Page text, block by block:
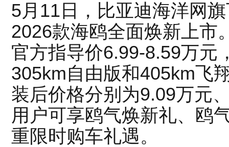
5月11日，比亚迪海洋网
2026款海鸥全面焕新上市
官方指导价6.99-8.59万元
305km自由版和405km飞
装后价格分别为9.09万元
用户可享鸥气焕新礼、鸥
重限时购车礼遇。